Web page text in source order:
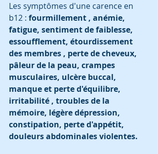
Les symptômes d'une carence en
b12 : fourmillement , anémie,
fatigue, sentiment de faiblesse,
essoufflement, étourdissement
des membres , perte de cheveux,
pâleur de la peau, crampes
musculaires, ulcère buccal,
manque et perte d'équilibre,
irritabilité , troubles de la
mémoire, légère dépression,
constipation, perte d'appétit,
douleurs abdominales violentes.